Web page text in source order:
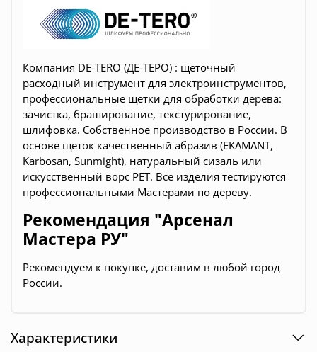
Компания DE-TERO (ДЕ-ТЕРО) : щеточный
расходный инструмент для электроинструментов,
профессиональные щетки для обработки дерева:
зачистка, браширование, текстурирование,
шлифовка. Собственное производство в России. В
основе щеток качественный абразив (EKAMANT,
Karbosan, Sunmight), натуральный сизаль или
искусственный ворс PET. Все изделия тестируются
профессиональными Мастерами по дереву.
Рекомендация "Арсенал
Мастера РУ"
Рекомендуем к покупке, доставим в любой город
России.
Характеристики